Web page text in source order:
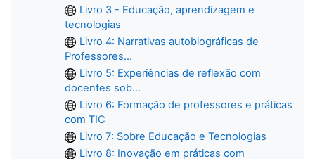
Livro 3 - Educação, aprendizagem e
tecnologias
Livro 4: Narrativas autobiográficas de
Professores...
Livro 5: Experiências de reflexão com
docentes sob...
Livro 6: Formação de professores e práticas
com TIC
Livro 7: Sobre Educação e Tecnologias
Livro 8: Inovação em práticas com